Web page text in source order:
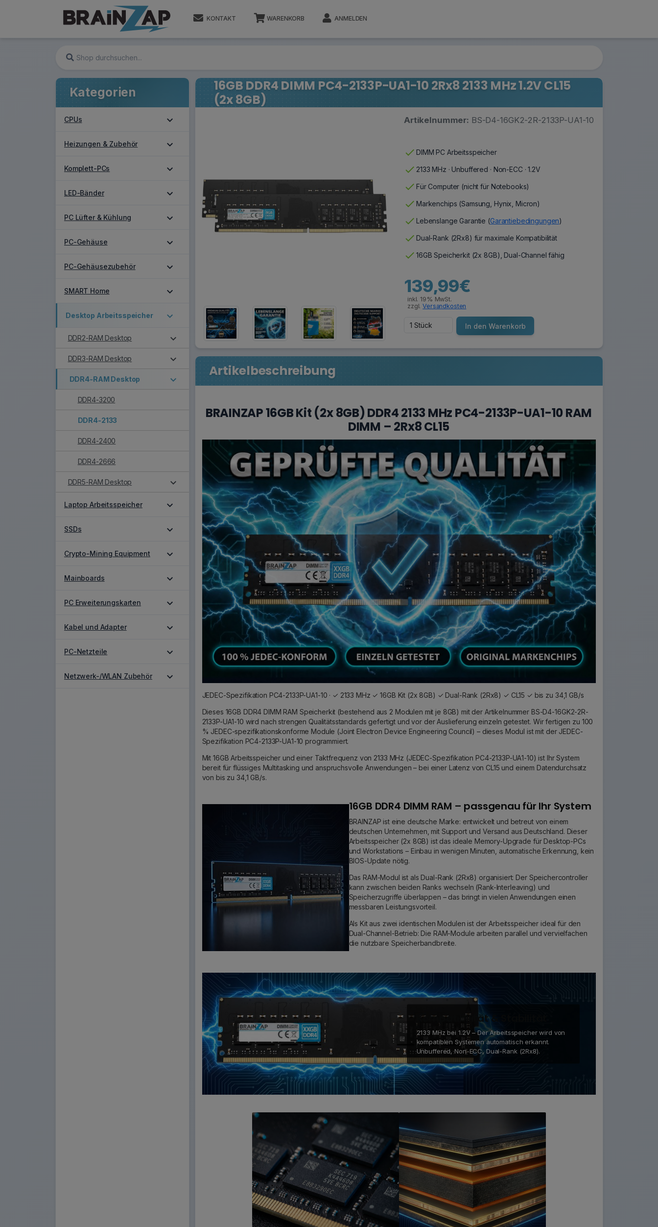
KONTAKT WARENKORB ANMELDEN
Kategorien
CPUs expand_more
Heizungen & Zubehör expand_more
Komplett-PCs expand_more
LED-Bänder expand_more
PC Lüfter & Kühlung expand_more
PC-Gehäuse expand_more
PC-Gehäusezubehör expand_more
SMART Home expand_more
Desktop Arbeitsspeicher expand_more
DDR2-RAM Desktop expand_more
DDR3-RAM Desktop expand_more
DDR4-RAM Desktop expand_more
DDR4-3200
DDR4-2133
DDR4-2400
DDR4-2666
DDR5-RAM Desktop expand_more
Laptop Arbeitsspeicher expand_more
SSDs expand_more
Crypto-Mining Equipment expand_more
Mainboards expand_more
PC Erweiterungskarten expand_more
Kabel und Adapter expand_more
PC-Netzteile expand_more
Netzwerk-/WLAN Zubehör expand_more
16GB DDR4 DIMM PC4-2133P-UA1-10 2Rx8 2133 MHz 1.2V CL15
(2x 8GB)
Artikelnummer: BS-D4-16GK2-2R-2133P-UA1-10
check DIMM PC Arbeitsspeicher
check 2133 MHz · Unbuffered · Non-ECC · 1.2V
check Für Computer (nicht für Notebooks)
check Markenchips (Samsung, Hynix, Micron)
check Lebenslange Garantie (Garantiebedingungen)
check Dual-Rank (2Rx8) für maximale Kompatibilität
check 16GB Speicherkit (2x 8GB), Dual-Channel fähig
139,99€
inkl. 19% MwSt.
zzgl.Versandkosten
In den Warenkorb
Artikelbeschreibung
BRAINZAP 16GB Kit (2x 8GB) DDR4 2133 MHz PC4-2133P-UA1-10 RAM
DIMM – 2Rx8 CL15
JEDEC-Spezifikation PC4-2133P-UA1-10 · ✓ 2133 MHz ✓ 16GB Kit (2x 8GB) ✓ Dual-Rank (2Rx8) ✓ CL15 ✓ bis zu 34,1 GB/s
Dieses 16GB DDR4 DIMM RAM Speicherkit (bestehend aus 2 Modulen mit je 8GB) mit der Artikelnummer BS-D4-16GK2-2R-
2133P-UA1-10 wird nach strengen Qualitätsstandards gefertigt und vor der Auslieferung einzeln getestet. Wir fertigen zu 100
% JEDEC-spezifikationskonforme Module (Joint Electron Device Engineering Council) – dieses Modul ist mit der JEDEC-
Spezifikation PC4-2133P-UA1-10 programmiert.
Mit 16GB Arbeitsspeicher und einer Taktfrequenz von 2133 MHz (JEDEC-Spezifikation PC4-2133P-UA1-10) ist Ihr System
bereit für flüssiges Multitasking und anspruchsvolle Anwendungen – bei einer Latenz von CL15 und einem Datendurchsatz
von bis zu 34,1 GB/s.
16GB DDR4 DIMM RAM – passgenau für Ihr System
BRAINZAP ist eine deutsche Marke: entwickelt und betreut von einem
deutschen Unternehmen, mit Support und Versand aus Deutschland. Dieser
Arbeitsspeicher (2x 8GB) ist das ideale Memory-Upgrade für Desktop-PCs
und Workstations – Einbau in wenigen Minuten, automatische Erkennung, kein
BIOS-Update nötig.
Das RAM-Modul ist als Dual-Rank (2Rx8) organisiert: Der Speichercontroller
kann zwischen beiden Ranks wechseln (Rank-Interleaving) und
Speicherzugriffe überlappen – das bringt in vielen Anwendungen einen
messbaren Leistungsvorteil.
Als Kit aus zwei identischen Modulen ist der Arbeitsspeicher ideal für den
Dual-Channel-Betrieb: Die RAM-Module arbeiten parallel und vervielfachen
die nutzbare Speicherbandbreite.
Kompatibilität & Stabilität
2133 MHz bei 1.2V – Der Arbeitsspeicher wird von
kompatiblen Systemen automatisch erkannt.
Unbuffered, Non-ECC, Dual-Rank (2Rx8).